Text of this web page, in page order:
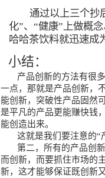
通过以上三个抄
化”、“健康”上做概
哈哈茶饮料就迅速成
小结：
产品创新的方法有很
一点，那就是产品创新，
能创新，突破性产品固然
是平凡的产品更能赚快钱
能创造出来。
这就是我们要注意的“
第二，所有的产品创
而创新，而要抓住市场的
新，这才能够保证既创新